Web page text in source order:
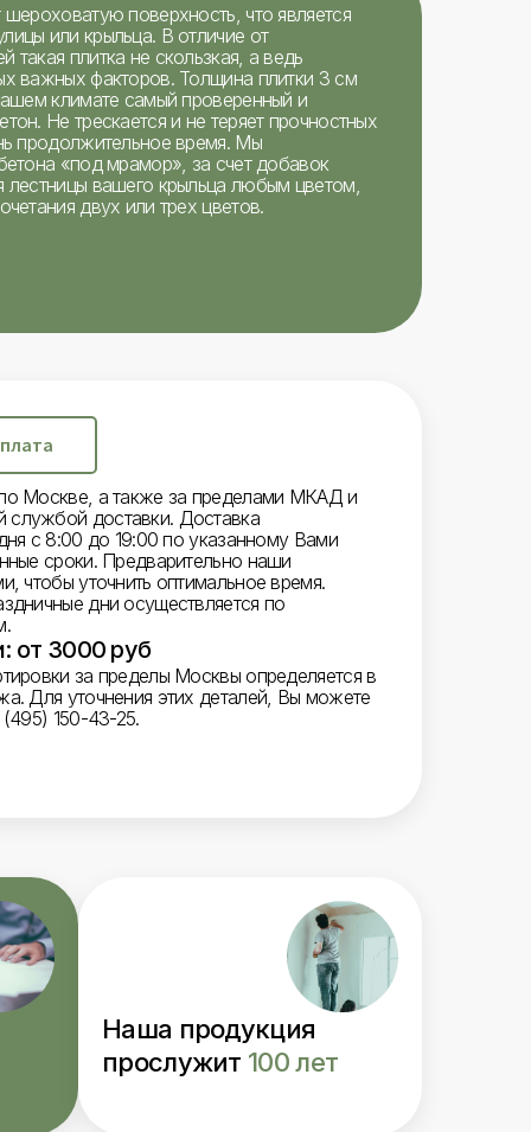
поверхность, что является
или крыльца. В отличие от
такая плитка не скользкая, а ведь
важных факторов. Толщина плитки 3 см
климате самый проверенный и
Не трескается и не теряет прочностных
продолжительное время. Мы
«под мрамор», за счет добавок
лестницы вашего крыльца любым цветом,
двух или трех цветов.
Москве, а также за пределами МКАД и
доставки. Доставка
с 8:00 до 19:00 по указанному Вами
сроки. Предварительно наши
чтобы уточнить оптимальное время.
дни осуществляется по
от 3000 руб
за пределы Москвы определяется в
Для уточнения этих деталей, Вы можете
150-43-25.
Наша продукция
прослужит 100 лет